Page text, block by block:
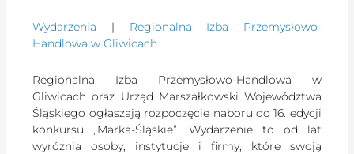
Wydarzenia | Regionalna Izba Przemysłowo-
Handlowa w Gliwicach
Regionalna Izba Przemysłowo-Handlowa w
Gliwicach oraz Urząd Marszałkowski Województwa
Śląskiego ogłaszają rozpoczęcie naboru do 16. edycji
konkursu „Marka-Śląskie”. Wydarzenie to od lat
wyróżnia osoby, instytucje i firmy, które swoją